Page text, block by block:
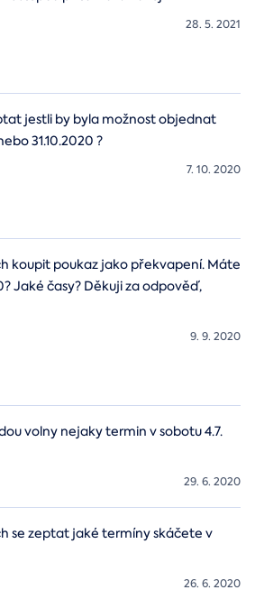
28. 5. 2021
jestli by byla možnost objednat
31.10.2020 ?
7. 10. 2020
koupit poukaz jako překvapení. Máte
Jaké časy? Děkuji za odpověď,
9. 9. 2020
volny nejaky termin v sobotu 4.7.
29. 6. 2020
se zeptat jaké termíny skáčete v
26. 6. 2020